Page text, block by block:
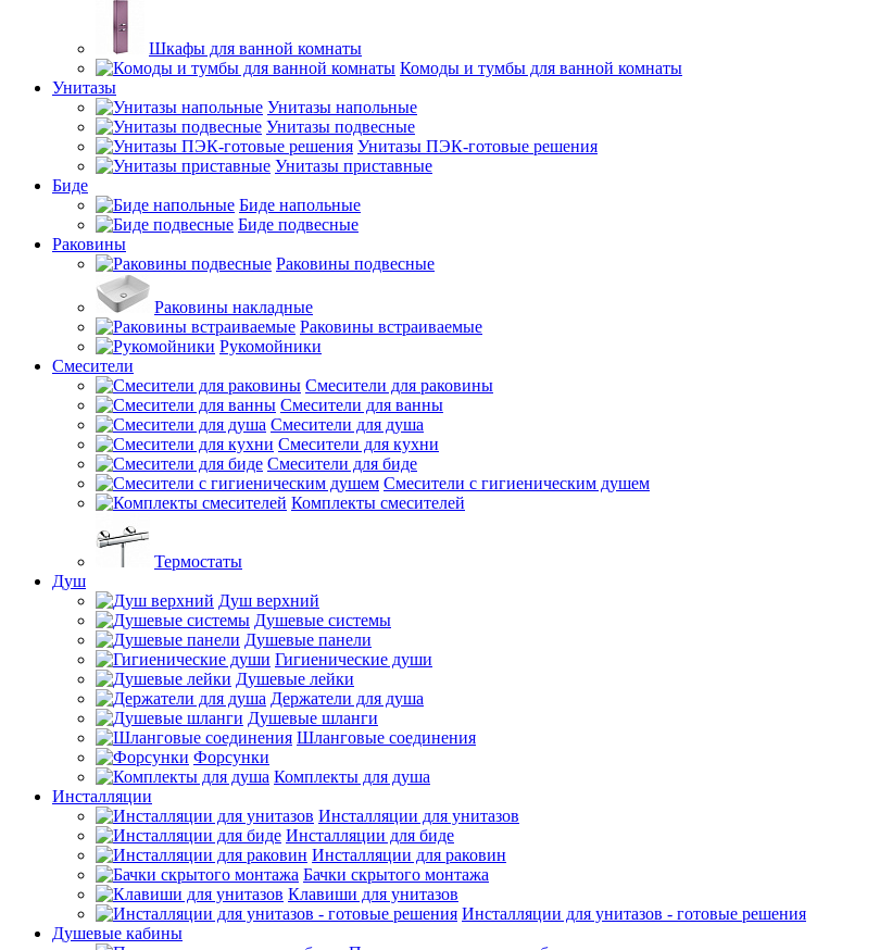
Шкафы для ванной комнаты
Комоды и тумбы для ванной комнаты
Унитазы
Унитазы напольные
Унитазы подвесные
Унитазы ПЭК-готовые решения
Унитазы приставные
Биде
Биде напольные
Биде подвесные
Раковины
Раковины подвесные
Раковины накладные
Раковины встраиваемые
Рукомойники
Смесители
Смесители для раковины
Смесители для ванны
Смесители для душа
Смесители для кухни
Смесители для биде
Смесители с гигиеническим душем
Комплекты смесителей
Термостаты
Душ
Душ верхний
Душевые системы
Душевые панели
Гигиенические души
Душевые лейки
Держатели для душа
Душевые шланги
Шланговые соединения
Форсунки
Комплекты для душа
Инсталляции
Инсталляции для унитазов
Инсталляции для биде
Инсталляции для раковин
Бачки скрытого монтажа
Клавиши для унитазов
Инсталляции для унитазов - готовые решения
Душевые кабины